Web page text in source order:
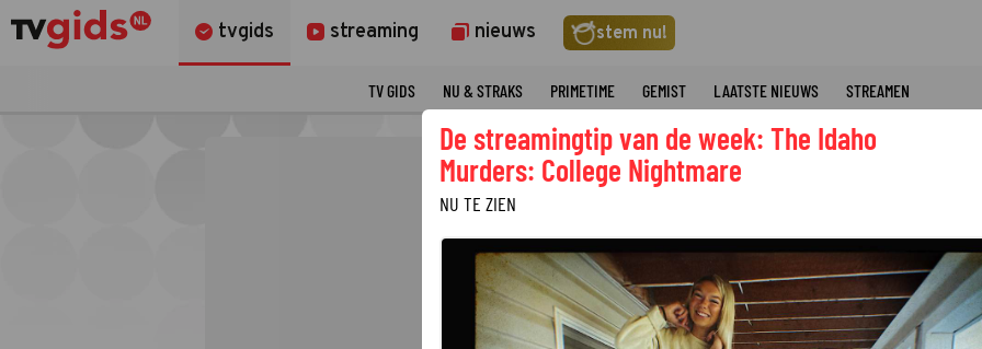
tvgids streaming nieuws stem nu!
TV GIDS NU & STRAKS PRIMETIME GEMIST LAATSTE NIEUWS STREAMEN
De streamingtip van de week: The Idaho
Murders: College Nightmare
NU TE ZIEN